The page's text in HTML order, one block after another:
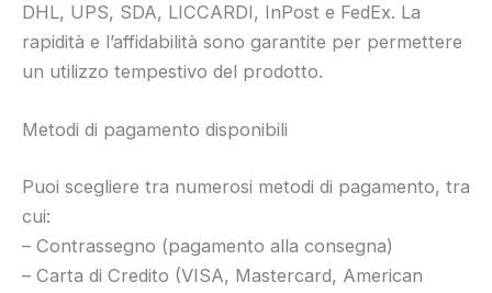
DHL, UPS, SDA, LICCARDI, InPost e FedEx. La
rapidità e l’affidabilità sono garantite per permettere
un utilizzo tempestivo del prodotto.
Metodi di pagamento disponibili
Puoi scegliere tra numerosi metodi di pagamento, tra
cui:
– Contrassegno (pagamento alla consegna)
– Carta di Credito (VISA, Mastercard, American